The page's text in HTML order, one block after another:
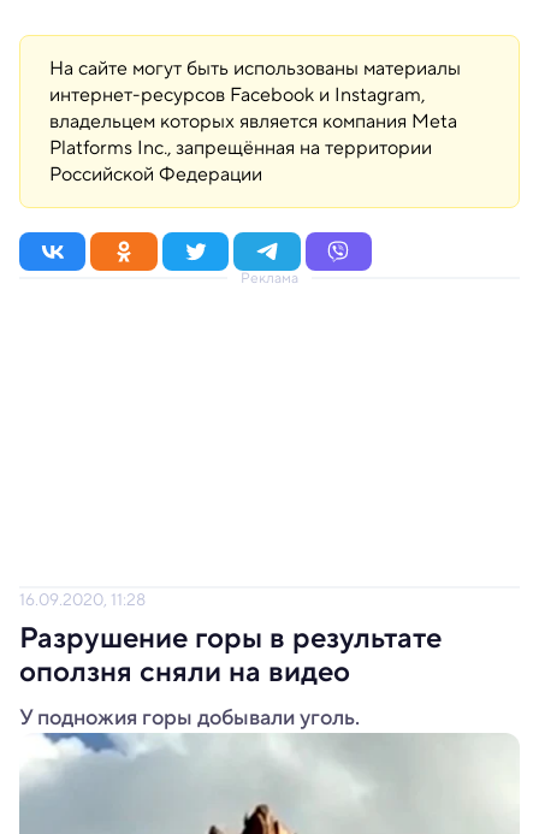
На сайте могут быть использованы материалы
интернет-ресурсов Facebook и Instagram,
владельцем которых является компания Meta
Platforms Inc., запрещённая на территории
Российской Федерации
Реклама
16.09.2020, 11:28
Разрушение горы в результате
оползня сняли на видео
У подножия горы добывали уголь.